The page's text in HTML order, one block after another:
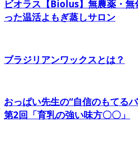
ビオラス【Biolus】無農薬・無
った温活よもぎ蒸しサロン
ブラジリアンワックスとは？
おっぱい先生の“自信のもてる
第2回「育乳の強い味方〇〇」